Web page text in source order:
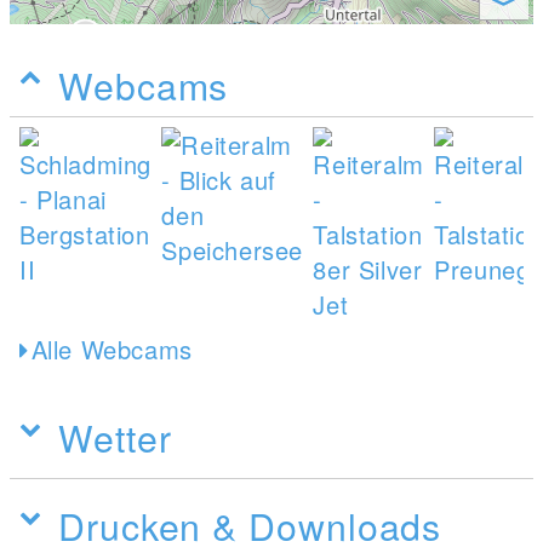
Webcams
Alle Webcams
Wetter
Drucken & Downloads